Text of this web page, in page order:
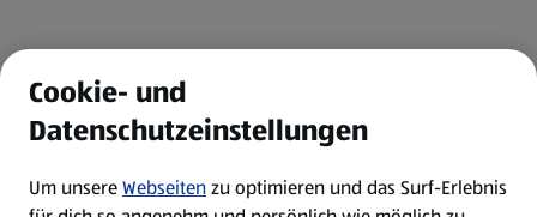
Cookie- und
Datenschutzeinstellungen
Um unsereWebseitenzu optimieren und das Surf-Erlebnis